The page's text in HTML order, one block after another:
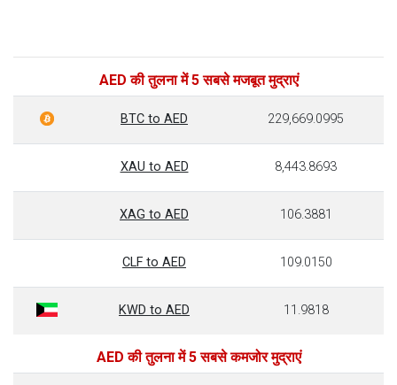
AED की तुलना में 5 सबसे मजबूत मुद्राएं
BTC to AED 229,669.0995
XAU to AED 8,443.8693
XAG to AED 106.3881
CLF to AED 109.0150
KWD to AED 11.9818
AED की तुलना में 5 सबसे कमजोर मुद्राएं